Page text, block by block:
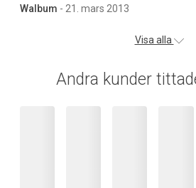
Walbum - 21. mars 2013
Visa alla
Andra kunder